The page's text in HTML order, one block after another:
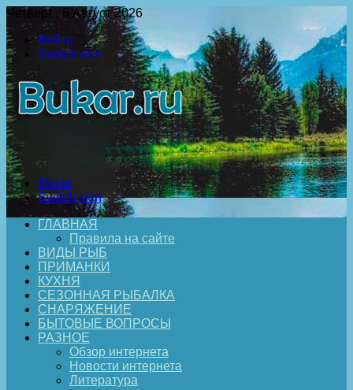
Четверг , 6 Август 2026
Войти
Switch skin
Меню
Switch skin
ГЛАВНАЯ
Правила на сайте
ВИДЫ РЫБ
ПРИМАНКИ
КУХНЯ
СЕЗОННАЯ РЫБАЛКА
СНАРЯЖЕНИЕ
БЫТОВЫЕ ВОПРОСЫ
РАЗНОЕ
Обзор интернета
Новости интернета
Литература